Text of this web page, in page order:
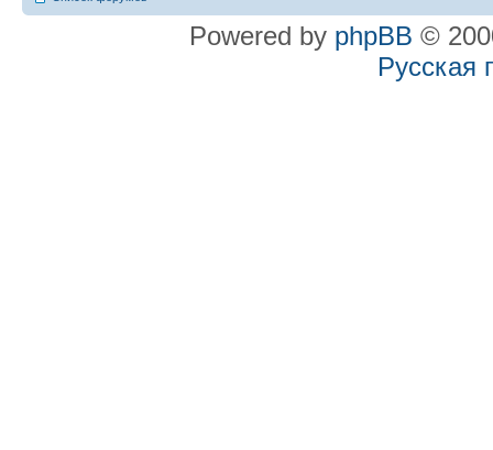
Powered by phpBB ©
Русская